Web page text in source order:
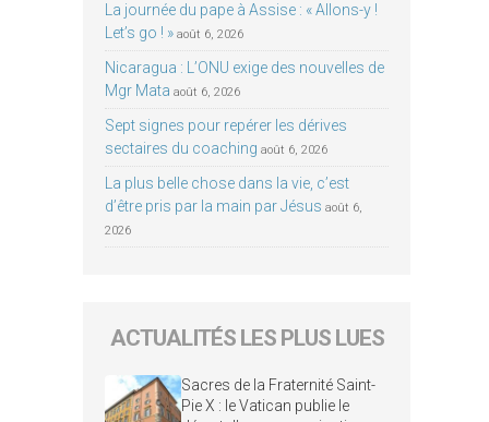
La journée du pape à Assise : « Allons-y !
Let’s go ! » août 6, 2026
Nicaragua : L’ONU exige des nouvelles de
Mgr Mata août 6, 2026
Sept signes pour repérer les dérives
sectaires du coaching août 6, 2026
La plus belle chose dans la vie, c’est
d’être pris par la main par Jésus août 6,
2026
ACTUALITÉS LES PLUS LUES
Sacres de la Fraternité Saint-
Pie X : le Vatican publie le